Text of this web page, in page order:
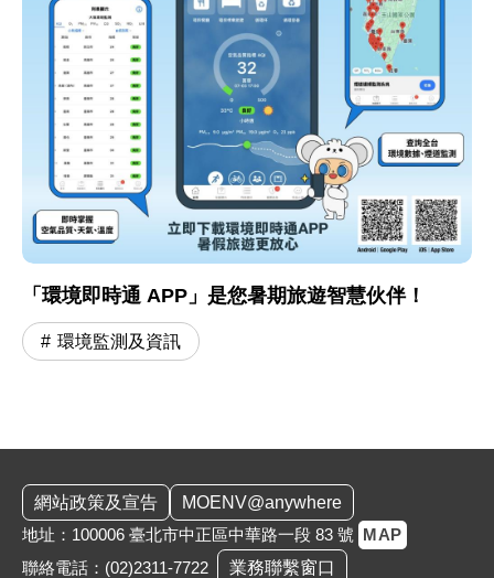
「環境即時通 APP」是您暑期旅遊智慧伙伴！
環境監測及資訊
網站政策及宣告
MOENV@anywhere
地址：100006 臺北市中正區中華路一段 83 號 MAP
聯絡電話： (02)2311-7722 業務聯繫窗口